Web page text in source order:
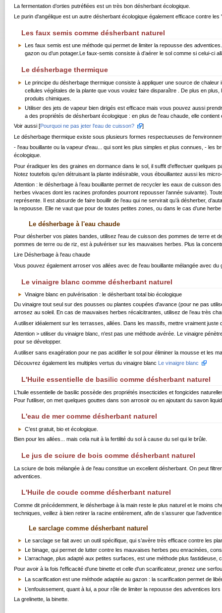
La fermentation d’orties putréfiées est un très bon désherbant écologique.
Le purin d'angélique est un autre désherbant écologique également efficace contre
Les faux semis comme désherbant naturel
Les faux semis est une méthode qui permet de limiter la repousse des
gazon ou d’un potager.Le faux-semis consiste à d’aérer le sol comme si celui-ci
Le désherbage thermique
Le principe du désherbage thermique consiste à appliquer une source de
cellules végétales de la plante que vous voulez faire disparaître . De plus en
produits chimiques.
Utiliser des jets de vapeur bien dirigés est efficace mais vous pouvez aussi
a des propriétés de désherbant écologique : en plus de l'eau chaude, elle
Voir aussi [Pourquoi ne pas jeter l'eau de cuisson?
]
Le désherbage thermique existe sous plusieurs formes respectueuses de
- l'eau bouillante ou la vapeur d'eau... qui sont les plus simples et plus connues, - les
écologique.
Pour éradiquer les des graines en dormance dans le sol, il suffit d'effectuer
Notez toutefois qu’en détruisant la plante indésirable, vous ébouillantez aussi les
Attention : le désherbage à l’eau bouillante permet de recycler les eaux de cuisson
herbes vivaces dont les racines profondes pourront repousser l’année suivante).
représente. Il est absurde de faire bouillir de l’eau qui ne servirait qu’à désherber,
la repousse. Elle ne vaut que pour de toutes petites zones, ou dans le cas d’une
Le désherbage à l'eau chaude
Pour désherber vos plates bandes, utilisez l'eau de cuisson des pommes de terre et
pommes de terre ou de riz, est à pulvériser sur les mauvaises herbes. Plus la
Lire Désherbage à l'eau chaude
Vous pouvez également arroser vos allées avec de l'eau bouillante mélangée avec
Le vinaigre blanc comme désherbant naturel
Vinaigre blanc en pulvérisation : le désherbant total bio écologique
Du vinaigre tout seul sur des pousses ou plantes coupées d'avance (pour ne pas
arrosez au soleil. En cas de mauvaises herbes récalcitrantes, utilisez de l’eau très
A utiliser idéalement sur les terrasses, allées. Dans les massifs, mettre vraiment
Attention > utiliser du vinaigre blanc, n'est pas une méthode avérée. Le vinaigre
pour se développer.
A utiliser sans exagération pour ne pas acidifier le sol pour éliminer la mousse et les
Découvrez également les multiples vertus du vinaigre blanc
Le vinaigre blanc
L'Huile essentielle de basilic comme désherbant naturel
L'huile essentielle de basilic possède des propriétés insecticides et fongicides
Pour l'utiliser, on met quelques gouttes dans son arrosoir ou en ajoutant du savon
L'eau de mer comme désherbant naturel
C’est gratuit, bio et écologique.
Bien pour les allées... mais cela nuit à la fertilité du sol à cause du sel qui le brûle.
Le jus de sciure de bois comme désherbant naturel
La sciure de bois mélangée à de l'eau constitue un excellent désherbant. On peut
adventices.
L'Huile de coude comme désherbant naturel
Comme dit précédemment, le désherbage à la main reste le plus naturel et le moins
techniques, veillez à bien retirer la racine entièrement, afin de s’assurer que
Le sarclage comme désherbant naturel
Le sarclage se fait avec un outil spécifique, qui s’avère très efficace contre les
Le binage, qui permet de lutter contre les mauvaises herbes peu enracinées,
L’arrachage, plus adapté aux petites surfaces, est une méthode plus
Pour avoir à la fois l'efficacité d'une binette et celle d'un scarificateur, prenez une
La scarification est une méthode adaptée au gazon : la scarification permet de
L’enfouissement, quant à lui, a pour rôle de limiter la repousse des adventices
La grelinette, la binette.